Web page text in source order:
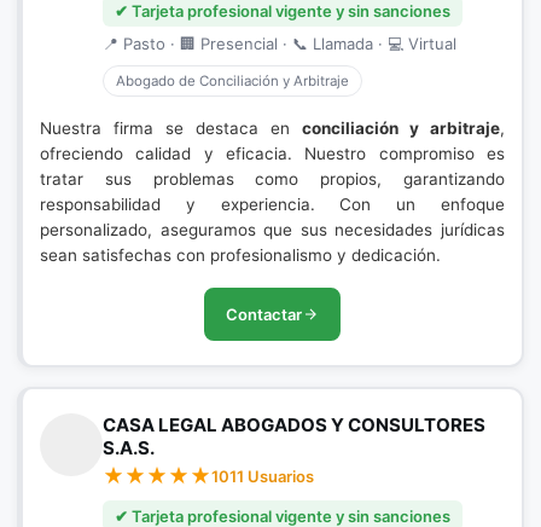
✔ Tarjeta profesional vigente y sin sanciones
📍 Pasto · 🏢 Presencial · 📞 Llamada · 💻 Virtual
Abogado de Conciliación y Arbitraje
Nuestra firma se destaca en conciliación y arbitraje,
ofreciendo calidad y eficacia. Nuestro compromiso es
tratar sus problemas como propios, garantizando
responsabilidad y experiencia. Con un enfoque
personalizado, aseguramos que sus necesidades jurídicas
sean satisfechas con profesionalismo y dedicación.
Contactar
CASA LEGAL ABOGADOS Y CONSULTORES
S.A.S.
1011 Usuarios
✔ Tarjeta profesional vigente y sin sanciones